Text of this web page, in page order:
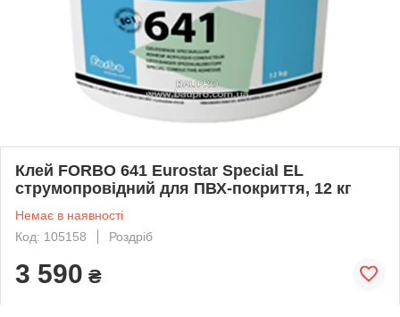
Клей FORBO 641 Eurostar Special EL
струмопровідний для ПВХ-покриття, 12 кг
Немає в наявності
Код: 105158
Роздріб
3 590 ₴